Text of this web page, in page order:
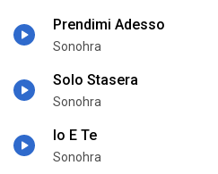
Prendimi Adesso
Sonohra
Solo Stasera
Sonohra
Io E Te
Sonohra